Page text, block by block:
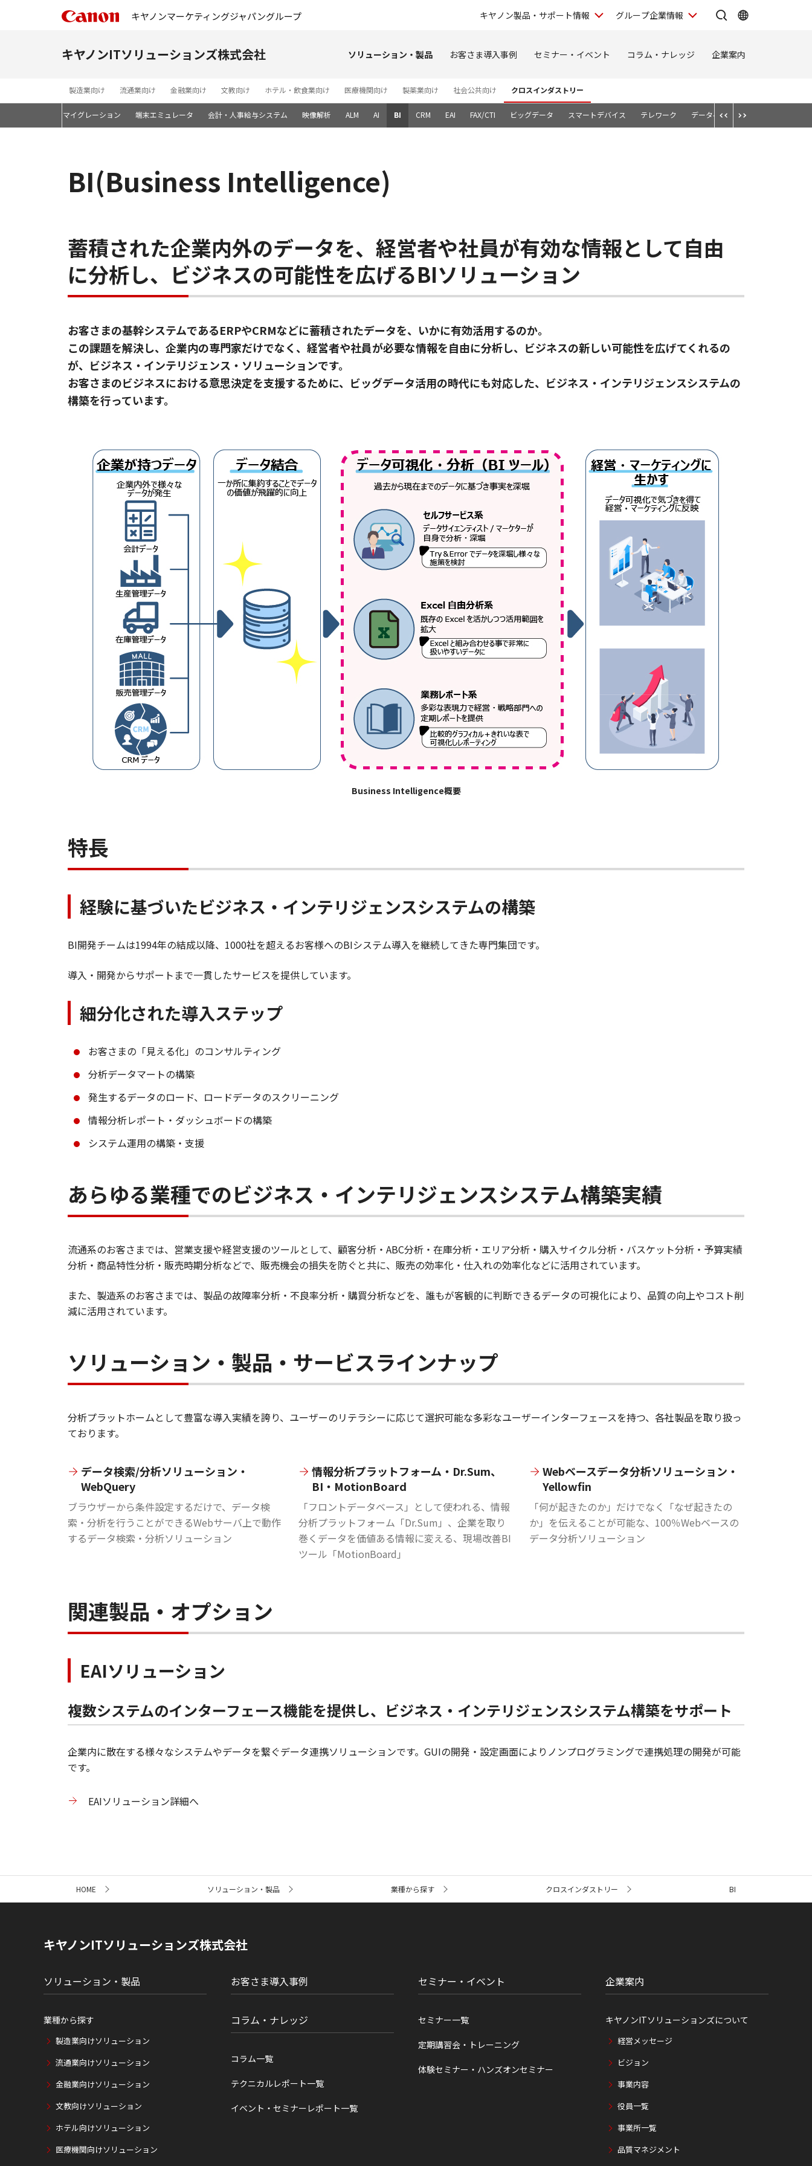
キヤノンマーケティングジャパングループ キヤノン製品・サポート情報 グループ企業情報
キヤノンITソリューションズ株式会社 ソリューション・製品 お客さま導入事例 セミナー・イベント コラム・ナレッジ 企業案内
製造業向け 流通業向け 金融業向け 文教向け ホテル・飲食業向け 医療機関向け 製薬業向け 社会公共向け クロスインダストリー
マイグレーション 端末エミュレータ 会計・人事給与システム 映像解析 ALM AI BI CRM EAI FAX/CTI ビッグデータ スマートデバイス テレワーク データベース
BI(Business Intelligence)
蓄積された企業内外のデータを、経営者や社員が有効な情報として自由
に分析し、ビジネスの可能性を広げるBIソリューション
お客さまの基幹システムであるERPやCRMなどに蓄積されたデータを、いかに有効活用するのか。
この課題を解決し、企業内の専門家だけでなく、経営者や社員が必要な情報を自由に分析し、ビジネスの新しい可能性を広げてくれるの
が、ビジネス・インテリジェンス・ソリューションです。
お客さまのビジネスにおける意思決定を支援するために、ビッグデータ活用の時代にも対応した、ビジネス・インテリジェンスシステムの
構築を行っています。
Business Intelligence概要
特長
経験に基づいたビジネス・インテリジェンスシステムの構築
BI開発チームは1994年の結成以降、1000社を超えるお客様へのBIシステム導入を継続してきた専門集団です。
導入・開発からサポートまで一貫したサービスを提供しています。
細分化された導入ステップ
お客さまの「見える化」のコンサルティング
分析データマートの構築
発生するデータのロード、ロードデータのスクリーニング
情報分析レポート・ダッシュボードの構築
システム運用の構築・支援
あらゆる業種でのビジネス・インテリジェンスシステム構築実績
流通系のお客さまでは、営業支援や経営支援のツールとして、顧客分析・ABC分析・在庫分析・エリア分析・購入サイクル分析・バスケット分析・予算実績
分析・商品特性分析・販売時期分析などで、販売機会の損失を防ぐと共に、販売の効率化・仕入れの効率化などに活用されています。
また、製造系のお客さまでは、製品の故障率分析・不良率分析・購買分析などを、誰もが客観的に判断できるデータの可視化により、品質の向上やコスト削
減に活用されています。
ソリューション・製品・サービスラインナップ
分析プラットホームとして豊富な導入実績を誇り、ユーザーのリテラシーに応じて選択可能な多彩なユーザーインターフェースを持つ、各社製品を取り扱っ
ております。
データ検索/分析ソリューション・
WebQuery
ブラウザーから条件設定するだけで、データ検
索・分析を行うことができるWebサーバ上で動作
するデータ検索・分析ソリューション
情報分析プラットフォーム・Dr.Sum、
BI・ MotionBoard
「フロントデータベース」として使われる、情報
分析プラットフォーム「Dr.Sum」、企業を取り
巻くデータを価値ある情報に変える、現場改善BI
ツール「MotionBoard」
Webベースデータ分析ソリューション・
Yellowfin
「何が起きたのか」だけでなく「なぜ起きたの
か」を伝えることが可能な、100％Webベースの
データ分析ソリューション
関連製品・オプション
EAIソリューション
複数システムのインターフェース機能を提供し、ビジネス・インテリジェンスシステム構築をサポート
企業内に散在する様々なシステムやデータを繋ぐデータ連携ソリューションです。GUIの開発・設定画面によりノンプログラミングで連携処理の開発が可能
です。
EAIソリューション詳細へ
ト
HOME ソリューション・製品 業種から探す クロスインダストリー BI
キヤノンITソリューションズ株式会社
ソリューション・製品
業種から探す
製造業向けソリューション
流通業向けソリューション
金融業向けソリューション
文教向けソリューション
ホテル向けソリューション
医療機関向けソリューション
お客さま導入事例
コラム・ナレッジ
コラム一覧
テクニカルレポート一覧
イベント・セミナーレポート一覧
セミナー・イベント
セミナー一覧
定期講習会・トレーニング
体験セミナー・ハンズオンセミナー
企業案内
キヤノンITソリューションズについて
経営メッセージ
ビジョン
事業内容
役員一覧
事業所一覧
品質マネジメント